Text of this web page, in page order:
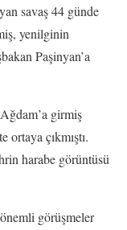
savaş 44 günde
yenilginin
Paşinyan’a
girmiş
ortaya çıkmıştı.
harabe görüntüsü
görüşmeler